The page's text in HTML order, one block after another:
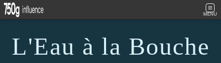
MENU
L'Eau à la Bouche